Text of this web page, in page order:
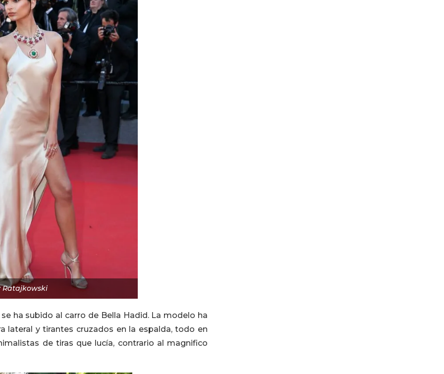
Ratajkowski
ha subido al carro de Bella Hadid. La modelo ha
y tirantes cruzados en la espalda, todo en
de tiras que lucía, contrario al magnifico